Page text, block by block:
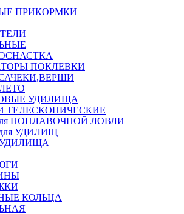
ПРИКОРМКИ
ПОКЛЕВКИ
УДИЛИЩА
ТЕЛЕСКОПИЧЕСКИЕ
ПОПЛАВОЧНОЙ ЛОВЛИ
УДИЛИЩ
КОЛЬЦА